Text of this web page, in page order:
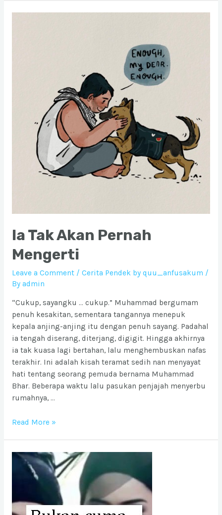
Ia Tak Akan Pernah
Mengerti
Leave a Comment / Cerita Pendek by quu_anfusakum /
By admin
“Cukup, sayangku … cukup.” Muhammad bergumam
penuh kesakitan, sementara tangannya menepuk
kepala anjing-anjing itu dengan penuh sayang. Padahal
ia tengah diserang, diterjang, digigit. Hingga akhirnya
ia tak kuasa lagi bertahan, lalu menghembuskan nafas
terakhir. Ini adalah kisah teramat sedih nan menyayat
hati tentang seorang pemuda bernama Muhammad
Bhar. Beberapa waktu lalu pasukan penjajah menyerbu
rumahnya, …
Ia
Pernah
Mengerti
Read More »